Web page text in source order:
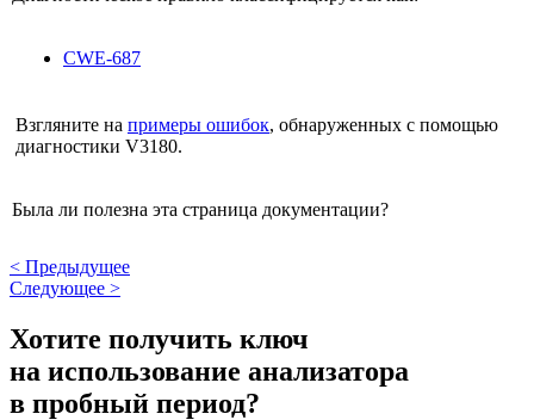
CWE-687
Взгляните на примеры ошибок, обнаруженных с помощью
диагностики V3180.
Была ли полезна эта страница документации?
< Предыдущее
Следующее >
Хотите получить ключ
на использование анализатора
в пробный период?